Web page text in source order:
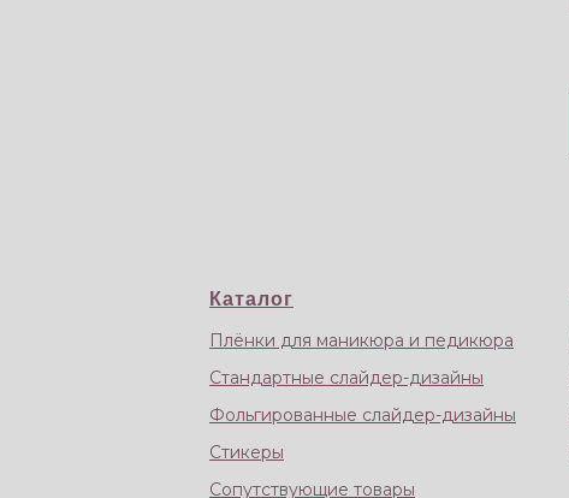
Каталог
Плёнки для маникюра и педикюра
Стандартные слайдер-дизайны
Фольгированные слайдер-дизайны
Стикеры
Сопутствующие товары